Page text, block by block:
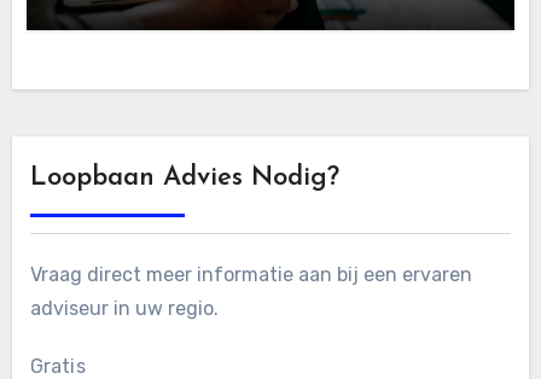
Loopbaan Advies Nodig?
Vraag direct meer informatie aan bij een ervaren
adviseur in uw regio.
Gratis